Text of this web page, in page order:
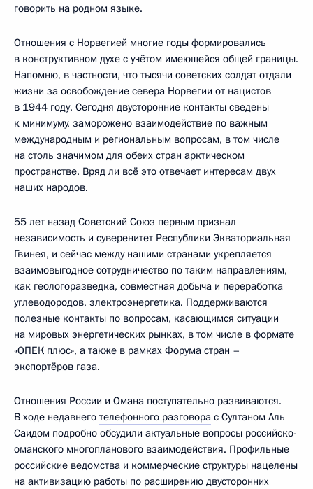
говорить на родном языке.
Отношения с Норвегией многие годы формировались
в конструктивном духе с учётом имеющейся общей границы.
Напомню, в частности, что тысячи советских солдат отдали
жизни за освобождение севера Норвегии от нацистов
в 1944 году. Сегодня двусторонние контакты сведены
к минимуму, заморожено взаимодействие по важным
международным и региональным вопросам, в том числе
на столь значимом для обеих стран арктическом
пространстве. Вряд ли всё это отвечает интересам двух
наших народов.
55 лет назад Советский Союз первым признал
независимость и суверенитет Республики Экваториальная
Гвинея, и сейчас между нашими странами укрепляется
взаимовыгодное сотрудничество по таким направлениям,
как геологоразведка, совместная добыча и переработка
углеводородов, электроэнергетика. Поддерживаются
полезные контакты по вопросам, касающимся ситуации
на мировых энергетических рынках, в том числе в формате
«ОПЕК плюс», а также в рамках Форума стран –
экспортёров газа.
Отношения России и Омана поступательно развиваются.
В ходе недавнего телефонного разговора с Султаном Аль
Саидом подробно обсудили актуальные вопросы российско-
оманского многопланового взаимодействия. Профильные
российские ведомства и коммерческие структуры нацелены
на активизацию работы по расширению двусторонних